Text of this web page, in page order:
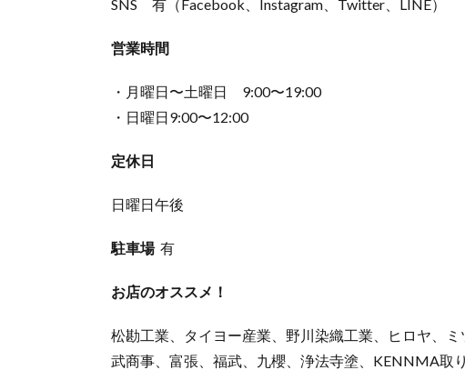
SNS 有（Facebook、Instagram、Twitter、LINE）
営業時間
・月曜日〜土曜日 9:00〜19:00
・日曜日9:00〜12:00
定休日
日曜日午後
駐車場有
お店のオススメ！
松勘工業、タイヨー産業、野川染織工業、ヒロヤ、
武商事、富張、福武、九櫻、浄法寺塗、KENNMA取